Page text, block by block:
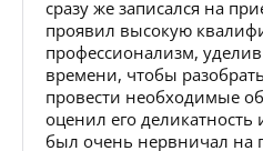
сразу же записался на
проявил высокую
профессионализм,
времени, чтобы
провести необходимые
оценил его деликатность
был очень нервничал на